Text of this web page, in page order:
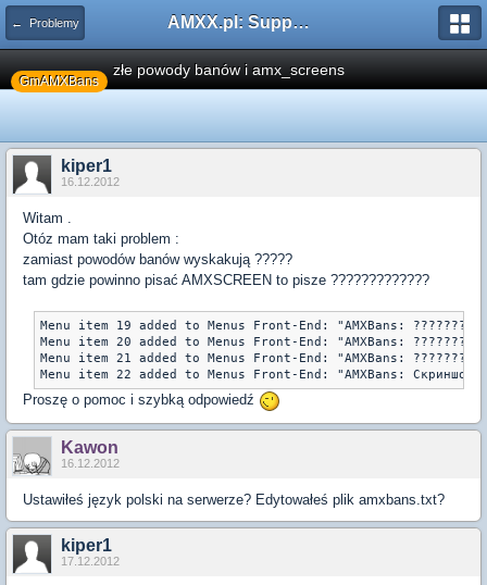
← Problemy AMXX.pl: Support AMX Mod X i SourceMod
GmAMXBans
złe powody banów i amx_screens
kiper1
16.12.2012
Witam .
Otóz mam taki problem :
zamiast powodów banów wyskakują ?????
tam gdzie powinno pisać AMXSCREEN to pisze ?????????????
Menu item 19 added to Menus Front-End: "AMXBans:
Menu item 20 added to Menus Front-End: "AMXBans:
Menu item 21 added to Menus Front-End: "AMXBans: ???????
Proszę o pomoc i szybką odpowiedź
Kawon
16.12.2012
Ustawiłeś język polski na serwerze? Edytowałeś plik amxbans.txt?
kiper1
17.12.2012